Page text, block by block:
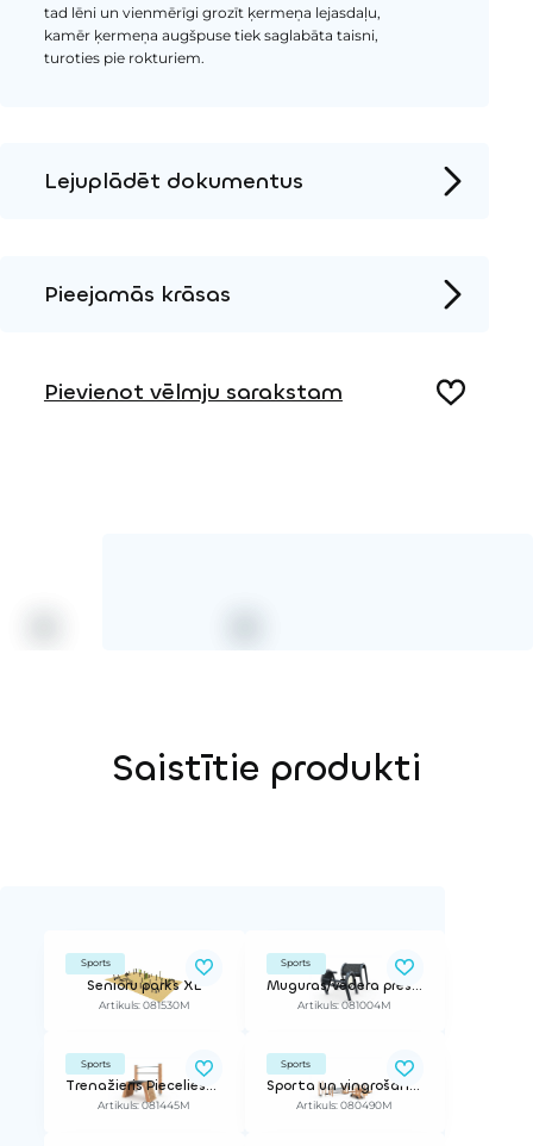
tad lēni un vienmērīgi grozīt ķermeņa lejasdaļu,
kamēr ķermeņa augšpuse tiek saglabāta taisni,
turoties pie rokturiem.
Lejuplādēt dokumentus
2D DWG – Sānu skats
3D DWG
Pieejamās krāsas
Pievienot vēlmju sarakstam
Saistītie produkti
Sports
Senioru parks XL
Artikuls: 081530M
Sports
Muguras/vēdera preses trenažieris
Artikuls: 081004M
Sports
Trenažieris Piecelies-apsēdies
Artikuls: 081445M
Sports
Sporta un vingrošanas iekārta
Artikuls: 080490M